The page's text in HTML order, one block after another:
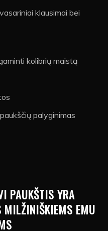
klausimai bei
kolibrių maistą
palyginimas
PAUKŠTIS YRA
MILŽINIŠKIEMS EMU